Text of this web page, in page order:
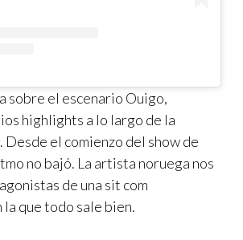
sobre el escenario Ouigo,
highlights a lo largo de la
Desde el comienzo del show de
no bajó. La artista noruega nos
de una sit com
que todo sale bien.